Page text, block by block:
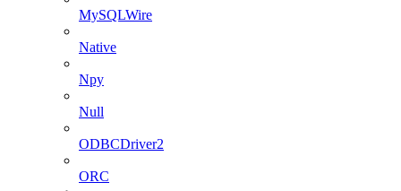
MySQLWire
Native
Npy
Null
ODBCDriver2
ORC